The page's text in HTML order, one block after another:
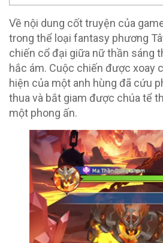
Về nội dung cốt truyện của
trong thể loại fantasy phương
chiến cổ đại giữa nữ thần sáng
hắc ám. Cuộc chiến được xoay
hiện của một anh hùng đã cứu
thua và bắt giam được chúa tể
một phong ấn.